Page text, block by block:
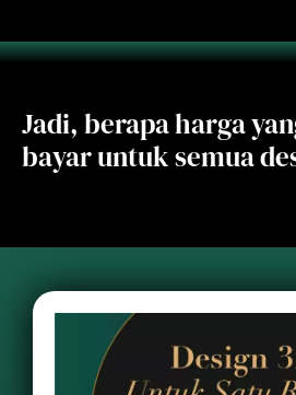
Jadi, berapa harga
bayar untuk semua